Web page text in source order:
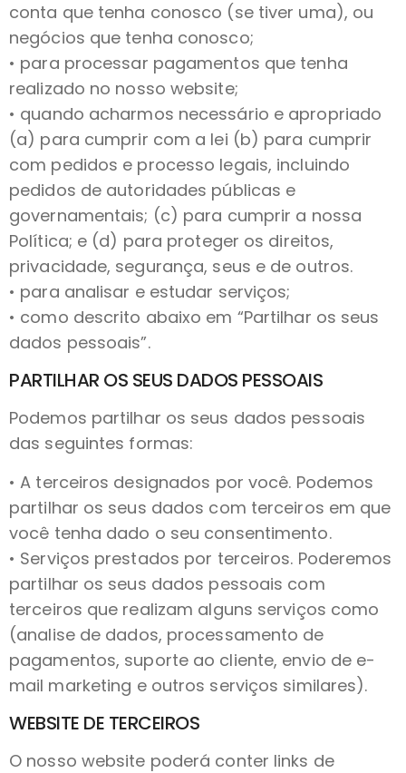
conta que tenha conosco (se tiver uma), ou
negócios que tenha conosco;
• para processar pagamentos que tenha
realizado no nosso website;
• quando acharmos necessário e apropriado
(a) para cumprir com a lei (b) para cumprir
com pedidos e processo legais, incluindo
pedidos de autoridades públicas e
governamentais; (c) para cumprir a nossa
Política; e (d) para proteger os direitos,
privacidade, segurança, seus e de outros.
• para analisar e estudar serviços;
• como descrito abaixo em “Partilhar os seus
dados pessoais”.
PARTILHAR OS SEUS DADOS PESSOAIS
Podemos partilhar os seus dados pessoais
das seguintes formas:
• A terceiros designados por você. Podemos
partilhar os seus dados com terceiros em que
você tenha dado o seu consentimento.
• Serviços prestados por terceiros. Poderemos
partilhar os seus dados pessoais com
terceiros que realizam alguns serviços como
(analise de dados, processamento de
pagamentos, suporte ao cliente, envio de e-
mail marketing e outros serviços similares).
WEBSITE DE TERCEIROS
O nosso website poderá conter links de